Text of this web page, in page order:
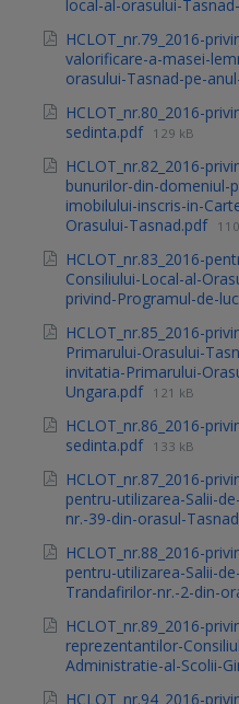
local-al-orasului-
HCLOT_nr.79_2016-
valorificare-a-masei-
orasului-Tasnad-pe-
HCLOT_nr.80_2016-
sedinta.pdf 129 kB
HCLOT_nr.82_2016-
bunurilor-din-domeniul-
imobilului-inscris-in-
Orasului-Tasnad.pdf
HCLOT_nr.83_2016-
Consiliului-Local-al-
privind-Programul-de-
HCLOT_nr.85_2016-
Primarului-Orasului-
invitatia-Primarului-
Ungara.pdf 121 kB
HCLOT_nr.86_2016-
sedinta.pdf 133 kB
HCLOT_nr.87_2016-
pentru-utilizarea-Salii-
nr.-39-din-orasul-
HCLOT_nr.88_2016-
pentru-utilizarea-Salii-
Trandafirilor-nr.-2-din-
HCLOT_nr.89_2016-
reprezentantilor-
Administratie-al-Scolii-
HCLOT_nr.94_2016-